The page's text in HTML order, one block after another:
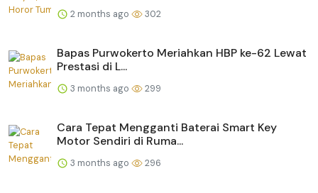
2 months ago 302
Bapas Purwokerto Meriahkan HBP ke-62 Lewat
Prestasi di L...
3 months ago 299
Cara Tepat Mengganti Baterai Smart Key
Motor Sendiri di Ruma...
3 months ago 296